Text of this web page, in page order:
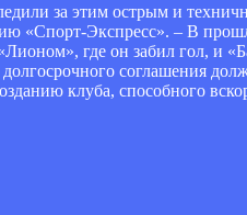
за этим острым и
«Спорт-Экспресс». – В
где он забил гол, и
соглашения
клуба, способного